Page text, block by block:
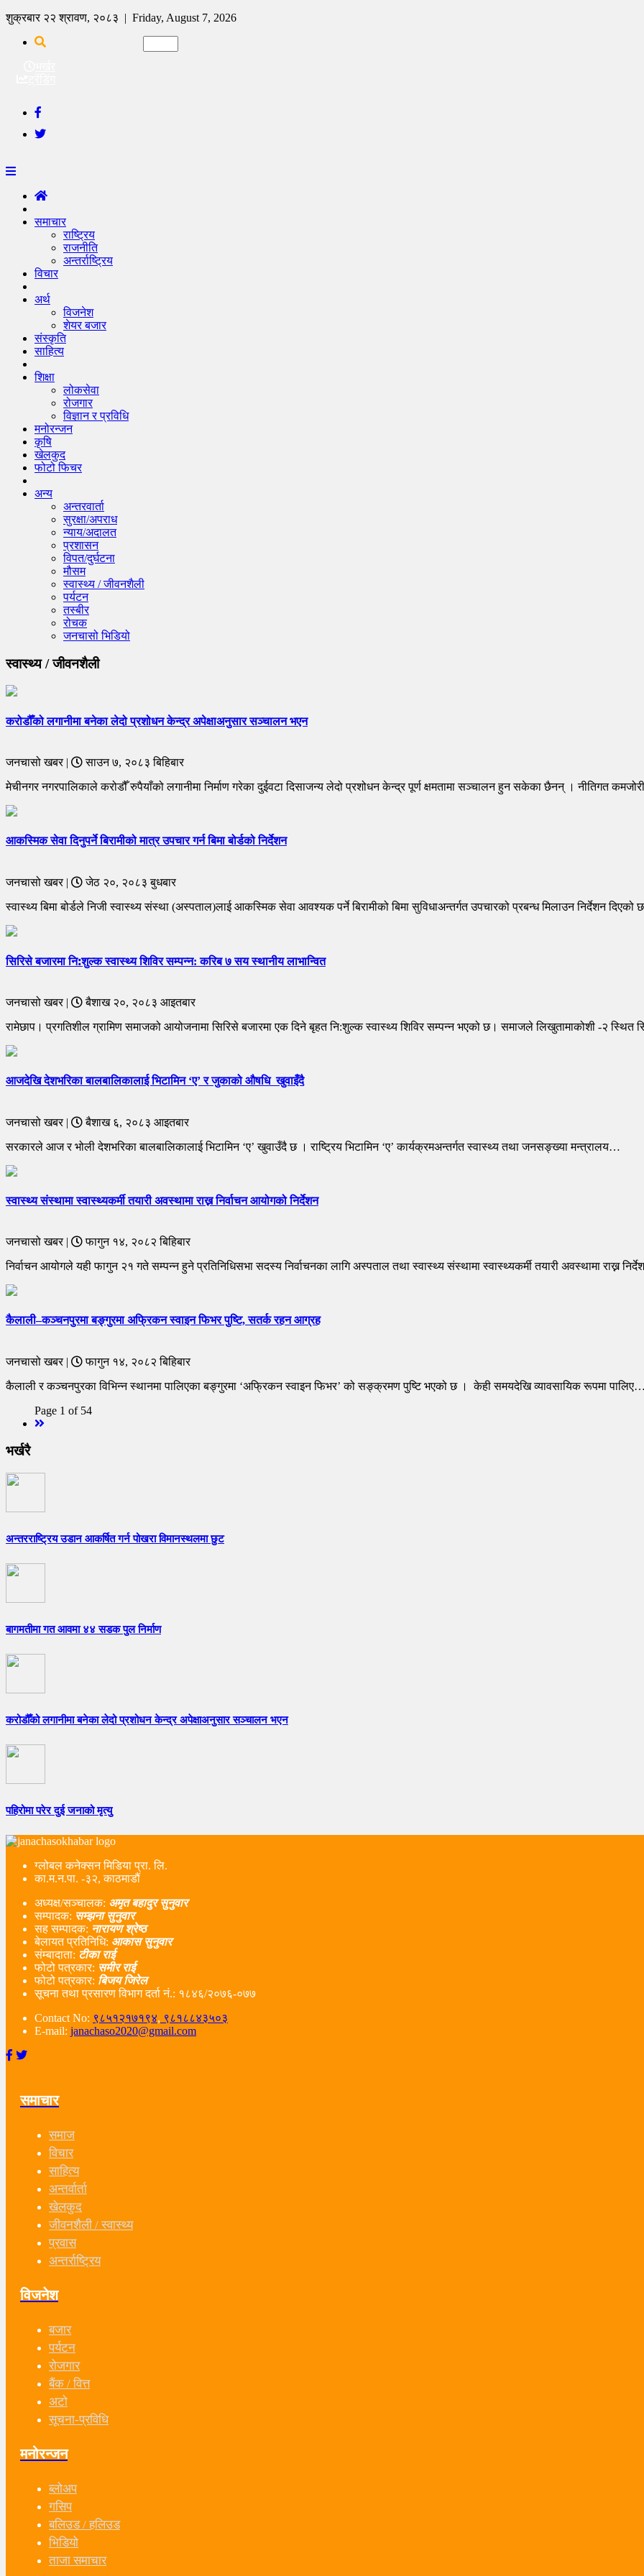
शुक्रबार २२ श्रावण, २०८३ | Friday, August 7, 2026
समाचार
राष्ट्रिय
राजनीति
अन्तर्राष्ट्रिय
विचार
अर्थ
विजनेश
शेयर बजार
संस्कृति
साहित्य
शिक्षा
लोकसेवा
रोजगार
विज्ञान र प्रविधि
मनोरन्जन
कृषि
खेलकुद
फोटो फिचर
अन्य
अन्तरवार्ता
सुरक्षा/अपराध
न्याय/अदालत
प्रशासन
विपत/दुर्घटना
मौसम
स्वास्थ्य / जीवनशैली
पर्यटन
तस्बीर
रोचक
जनचासो भिडियो
स्वास्थ्य / जीवनशैली
करोडौँको लगानीमा बनेका लेदो प्रशोधन केन्द्र अपेक्षाअनुसार सञ्चालन भएन
जनचासो खबर |
साउन ७, २०८३ बिहिबार
मेचीनगर नगरपालिकाले करोडौँ रुपैयाँको लगानीमा निर्माण गरेका दुईवटा दिसाजन्य लेदो प्रशोधन केन्द्र पूर्ण क्षमतामा सञ्चालन हुन सकेका छैनन् । नीतिगत
आकस्मिक सेवा दिनुपर्ने बिरामीको मात्र उपचार गर्न बिमा बोर्डको निर्देशन
जनचासो खबर |
जेठ २०, २०८३ बुधबार
स्वास्थ्य बिमा बोर्डले निजी स्वास्थ्य संस्था (अस्पताल)लाई आकस्मिक सेवा आवश्यक पर्ने बिरामीको बिमा सुविधाअन्तर्गत उपचारको प्रबन्ध मिलाउन निर्देशन
सिरिसे बजारमा निꓽशुल्क स्वास्थ्य शिविर सम्पन्न: करिब ७ सय स्थानीय लाभान्वित
जनचासो खबर |
बैशाख २०, २०८३ आइतबार
रामेछाप। प्रगतिशील ग्रामिण समाजको आयोजनामा सिरिसे बजारमा एक दिने बृहत नि:शुल्क स्वास्थ्य शिविर सम्पन्न भएको छ। समाजले लिखुतामाकोशी -२ स्थित
आजदेखि देशभरिका बालबालिकालाई भिटामिन ‘ए’ र जुकाको औषधि खुवाइँदै
जनचासो खबर |
बैशाख ६, २०८३ आइतबार
सरकारले आज र भोली देशभरिका बालबालिकालाई भिटामिन ‘ए’ खुवाउँदै छ । राष्ट्रिय भिटामिन ‘ए’ कार्यक्रमअन्तर्गत स्वास्थ्य तथा जनसङ्ख्या मन्त्रालय…
स्वास्थ्य संस्थामा स्वास्थ्यकर्मी तयारी अवस्थामा राख्न निर्वाचन आयोगको निर्देशन
जनचासो खबर |
फागुन १४, २०८२ बिहिबार
निर्वाचन आयोगले यही फागुन २१ गते सम्पन्न हुने प्रतिनिधिसभा सदस्य निर्वाचनका लागि अस्पताल तथा स्वास्थ्य संस्थामा स्वास्थ्यकर्मी तयारी अवस्थामा राख्न
कैलाली–कञ्चनपुरमा बङ्गुरमा अफ्रिकन स्वाइन फिभर पुष्टि, सतर्क रहन आग्रह
जनचासो खबर |
फागुन १४, २०८२ बिहिबार
कैलाली र कञ्चनपुरका विभिन्न स्थानमा पालिएका बङ्गुरमा ‘अफ्रिकन स्वाइन फिभर’ को सङ्क्रमण पुष्टि भएको छ । केही समयदेखि व्यावसायिक रूपमा
Page 1 of 54
भर्खरै
अन्तरराष्ट्रिय उडान आकर्षित गर्न पोखरा विमानस्थलमा छुट
बागमतीमा गत आवमा ४४ सडक पुल निर्माण
करोडौँको लगानीमा बनेका लेदो प्रशोधन केन्द्र अपेक्षाअनुसार सञ्चालन भएन
पहिरोमा परेर दुई जनाको मृत्यु
ग्लोबल कनेक्सन मिडिया प्रा. लि.
का.म.न.पा. -३२, काठमाडौं
अध्यक्ष/सञ्चालक: अमृत बहादुर सुनुवार
सम्पादक: सम्झना सुनुवार
सह सम्पादक: नारायण श्रेष्ठ
बेलायत प्रतिनिधि: आकास सुनुवार
संम्बादाता: टीका राई
फोटो पत्रकार: समीर राई
फोटो पत्रकार: बिजय जिरेल
सूचना तथा प्रसारण विभाग दर्ता नं‌.: १८४६/२०७६-०७७
Contact No: ९८५१२१७१९४, ९८१८८४३५०३
E-mail: janachaso2020@gmail.com
समाचार
समाज
विचार
साहित्य
अन्तर्वार्ता
खेलकुद
जीवनशैली / स्वास्थ्य
प्रवास
अन्तर्राष्ट्रिय
विजनेश
बजार
पर्यटन
रोजगार
बैंक / वित्त
अटो
सूचना-प्रविधि
मनोरन्जन
ब्लोअप
गसिप
बलिउड / हलिउड
भिडियो
ताजा समाचार